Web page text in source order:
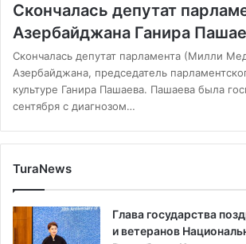
Скончалась депутат
Азербайджана Ганира
Скончалась депутат парламента (Милли
Азербайджана, председатель
культуре Ганира Пашаева. Пашаева была
сентября с диагнозом…
TuraNews
Глава государства
и ветеранов